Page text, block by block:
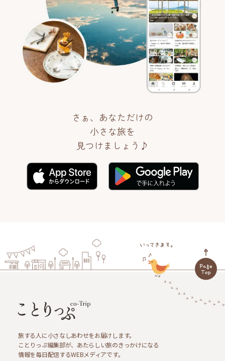
さぁ、あなただけの
小さな旅を
見つけましょう♪
旅する人に小さなしあわせをお届けします。
ことりっぷ編集部が、あたらしい旅のきっかけになる
情報を毎日配信するWEBメディアです。